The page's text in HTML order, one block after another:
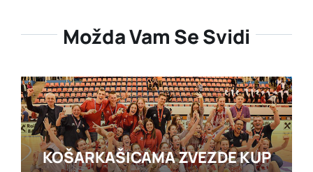
Možda Vam Se Svidi
KOŠARKAŠICAMA ZVEZDE KUP